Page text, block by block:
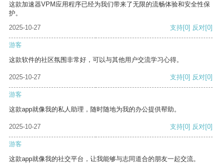
这款加速器VPM应用程序已经为我们带来了无限的流畅体验和安全性保
护。
2025-10-27
支持[0] 反对[0]
游客
这款软件的社区氛围非常好，可以与其他用户交流学习心得。
2025-10-27 支持[0] 反对[0]
游客
这款app就像我的私人助理，随时随地为我的办公提供帮助。
2025-10-27 支持[0] 反对[0]
游客
这款app就像我的社交平台，让我能够与志同道合的朋友一起交流。